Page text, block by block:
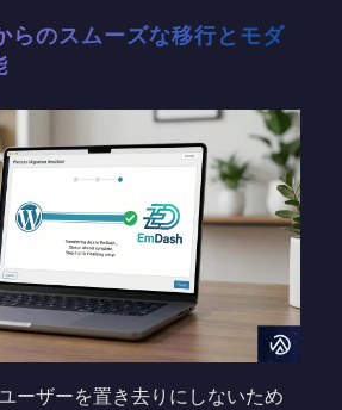
らのスムーズな移行とモダ
ーザーを置き去りにしないため